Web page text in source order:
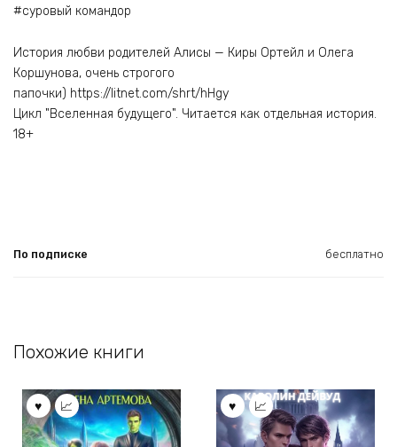
#суровый командор
История любви родителей Алисы — Киры Ортейл и Олега
Коршунова, очень строгого
папочки) https://litnet.com/shrt/hHgy
Цикл "Вселенная будущего". Читается как отдельная история.
18+
По подписке бесплатно
Похожие книги